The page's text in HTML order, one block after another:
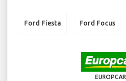
Ford Fiesta Ford Focus
EUROPCAR